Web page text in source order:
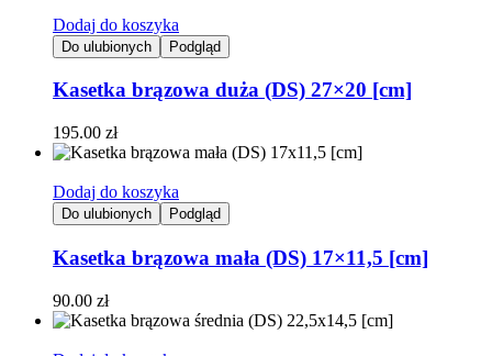
Dodaj do koszyka
Do ulubionych Podgląd
Kasetka brązowa duża (DS) 27×20 [cm]
195.00 zł
Dodaj do koszyka
Do ulubionych Podgląd
Kasetka brązowa mała (DS) 17×11,5 [cm]
90.00 zł